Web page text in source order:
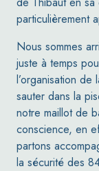
particulièrement
Nous sommes
juste à temps
l’organisation de
sauter dans la
notre maillot de
conscience, en
partons
la sécurité des